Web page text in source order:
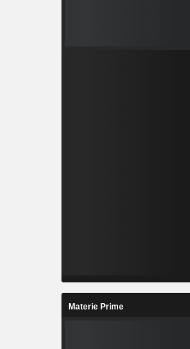
Materie Prime